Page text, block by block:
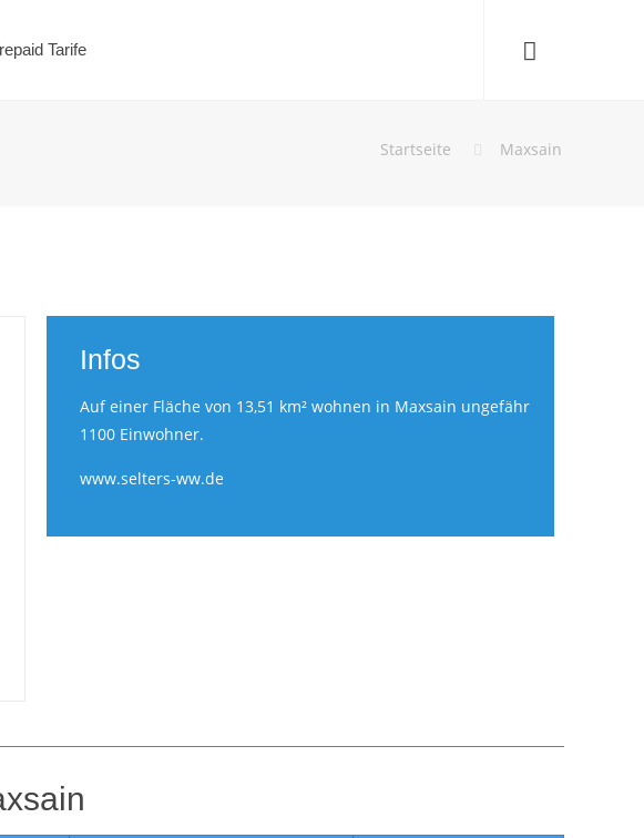
Tarife
Startseite Maxsain
Infos
Auf einer Fläche von 13,51 km² wohnen in Maxsain ungefähr
1100 Einwohner.
www.selters-ww.de